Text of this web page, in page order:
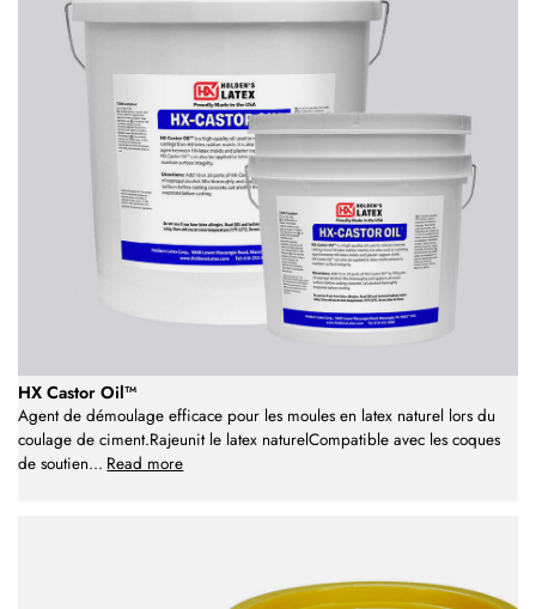
HX Castor Oil™
Agent de démoulage efficace pour les moules en latex naturel lors du
coulage de ciment.Rajeunit le latex naturelCompatible avec les coques
de soutien... Read more